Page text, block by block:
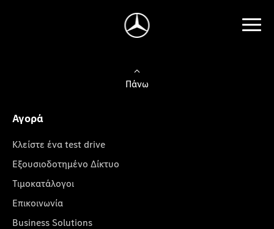
Πάνω
Αγορά
Κλείστε ένα test drive
Εξουσιοδοτημένο Δίκτυο
Τιμοκατάλογοι
Επικοινωνία
Business Solutions